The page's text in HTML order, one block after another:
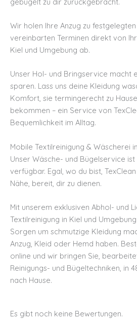
Wir holen Ihre Anzug zu
vereinbarten Terminen direkt von
Kiel und Umgebung ab.
Unser Hol- und Bringservice macht
sparen. Lass uns deine Kleidung
Komfort, sie termingerecht zu
bekommen – ein Service von
Bequemlichkeit im Alltag.
Mobile Textilreinigung & Wäscherei
Unser Wäsche- und Bügelservice ist
verfügbar. Egal, wo du bist,
Nähe, bereit, dir zu dienen.
Mit unserem exklusiven Abhol- und
Textilreinigung in Kiel und
Sorgen um schmutzige Kleidung
Anzug, Kleid oder Hemd haben.
online und wir bringen Sie,
Reinigungs- und Bügeltechniken, in
nach Hause.
Es gibt noch keine Bewertungen.